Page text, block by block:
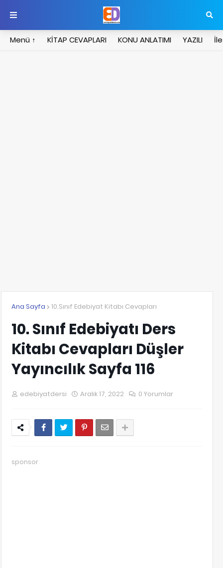
Menü ↑ KİTAP CEVAPLARI KONU ANLATIMI YAZILI
Ana Sayfa 10.Sınıf Edebiyat Kitabı Cevapları
10. Sınıf Edebiyatı Ders
Kitabı Cevapları Düşler
Yayıncılık Sayfa 116
edebiyatdersi Aralık 17, 2022 0 Yorumlar
sponsor